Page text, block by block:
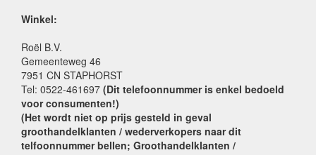
Winkel:
Roël B.V.
Gemeenteweg 46
7951 CN STAPHORST
Tel: 0522-461697 (Dit telefoonnummer is enkel bedoeld
voor consumenten!)
(Het wordt niet op prijs gesteld in geval
groothandelklanten / wederverkopers naar dit
telfoonnummer bellen; Groothandelklanten /